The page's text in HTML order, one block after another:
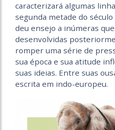
caracterizará algumas
segunda metade do
deu ensejo a inúmeras
desenvolvidas
romper uma série de
sua época e sua atitude
suas ideias. Entre suas
escrita em indo-europeu.